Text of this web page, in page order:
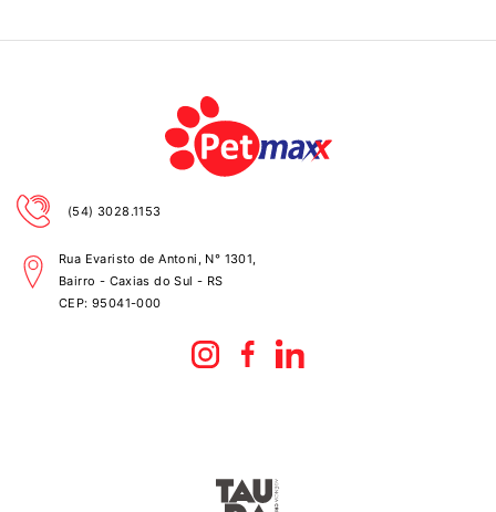
(54) 3028.1153
Rua Evaristo de Antoni, N° 1301,
Bairro - Caxias do Sul - RS
CEP: 95041-000